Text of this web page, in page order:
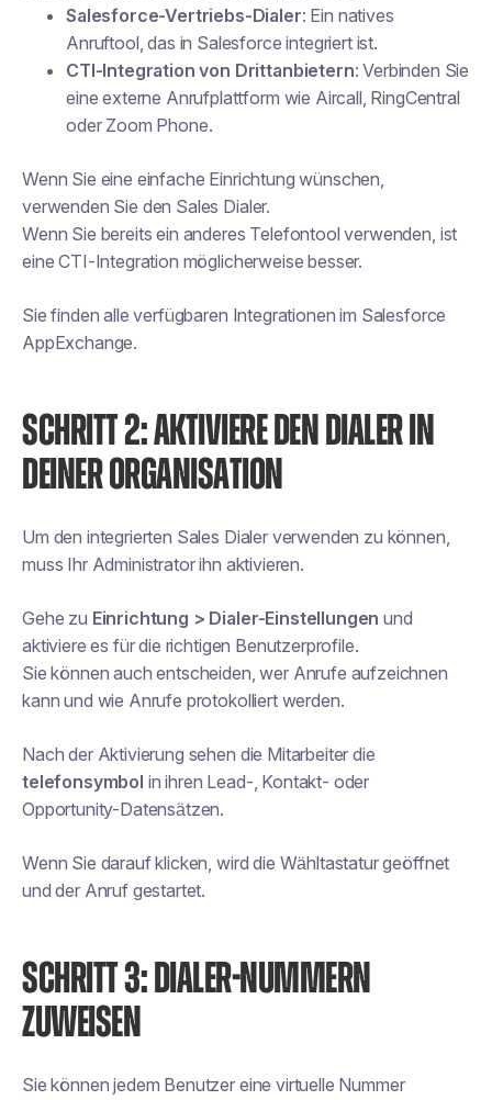
Salesforce-Vertriebs-Dialer: Ein natives
Anruftool, das in Salesforce integriert ist.
CTI-Integration von Drittanbietern: Verbinden Sie
eine externe Anrufplattform wie Aircall, RingCentral
oder Zoom Phone.
Wenn Sie eine einfache Einrichtung wünschen,
verwenden Sie den Sales Dialer.
Wenn Sie bereits ein anderes Telefontool verwenden, ist
eine CTI-Integration möglicherweise besser.
Sie finden alle verfügbaren Integrationen im Salesforce
AppExchange.
SCHRITT 2: AKTIVIERE DEN DIALER IN
DEINER ORGANISATION
Um den integrierten Sales Dialer verwenden zu können,
muss Ihr Administrator ihn aktivieren.
Gehe zu Einrichtung > Dialer-Einstellungen und
aktiviere es für die richtigen Benutzerprofile.
Sie können auch entscheiden, wer Anrufe aufzeichnen
kann und wie Anrufe protokolliert werden.
Nach der Aktivierung sehen die Mitarbeiter die
telefonsymbol in ihren Lead-, Kontakt- oder
Opportunity-Datensätzen.
Wenn Sie darauf klicken, wird die Wähltastatur geöffnet
und der Anruf gestartet.
SCHRITT 3: DIALER-NUMMERN
ZUWEISEN
Sie können jedem Benutzer eine virtuelle Nummer